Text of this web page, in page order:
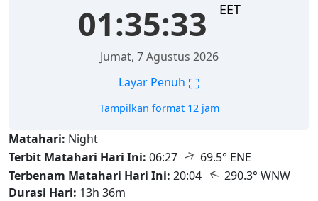
01:35:34 EET
Jumat, 7 Agustus 2026
Layar Penuh ⛶
Tampilkan format 12 jam
Matahari: Night
Terbit Matahari Hari Ini: 06:27 ↑ 69.5° ENE
Terbenam Matahari Hari Ini: 20:04 ↑ 290.3° WNW
Durasi Hari: 13h 36m